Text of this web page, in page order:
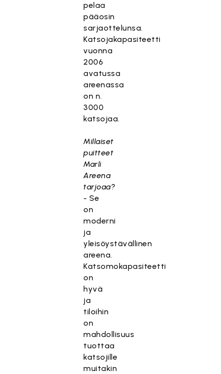
pelaa
pääosin
sarjaottelunsa.
Katsojakapasiteetti
vuonna
2006
avatussa
areenassa
on n.
3000
katsojaa.
Millaiset
puitteet
Marli
Areena
tarjoaa?
- Se
on
moderni
ja
yleisöystävällinen
areena.
Katsomokapasiteetti
on
hyvä
ja
tiloihin
on
mahdollisuus
tuottaa
katsojille
muitakin